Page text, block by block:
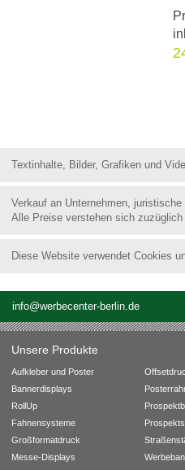
Textinhalte, Bilder, Grafiken und
Verkauf an Unternehmen,
Alle Preise verstehen sich
Diese Website verwendet Cookies
info@werbecenter-berlin.de
Unsere Produkte
Aufkleber und Poster
Bannerdisplays
RollUp
Fahnensysteme
Großformatdruck
Messe-Displays